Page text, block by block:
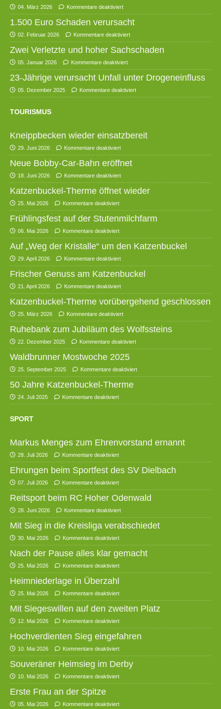
04. März 2026 Kommentare deaktiviert
1.500 Euro Schaden verursacht
02. Februar 2026 Kommentare deaktiviert
Zwei Verletzte und hoher Sachschaden
05. Januar 2026 Kommentare deaktiviert
23-Jährige verursacht Unfall unter Drogeneinfluss
05. Dezember 2025 Kommentare deaktiviert
TOURISMUS
Kneippbecken wieder einsatzbereit
29. Juni 2026 Kommentare deaktiviert
Neue Bobby-Car-Bahn eröffnet
18. Juni 2026 Kommentare deaktiviert
Katzenbuckel-Therme öffnet wieder
25. Mai 2026 Kommentare deaktiviert
Frühlingsfest auf der Stutenmilchfarm
06. Mai 2026 Kommentare deaktiviert
Auf „Weg der Kristalle“ um den Katzenbuckel
29. April 2026 Kommentare deaktiviert
Frischer Genuss am Katzenbuckel
21. April 2026 Kommentare deaktiviert
Katzenbuckel-Therme vorübergehend geschlossen
25. März 2026 Kommentare deaktiviert
Ruhebank zum Jubiläum des Wolfssteins
22. Dezember 2025 Kommentare deaktiviert
Waldbrunner Mostwoche 2025
25. September 2025 Kommentare deaktiviert
50 Jahre Katzenbuckel-Therme
24. Juli 2025 Kommentare deaktiviert
SPORT
Markus Menges zum Ehrenvorstand ernannt
28. Juli 2026 Kommentare deaktiviert
Ehrungen beim Sportfest des SV Dielbach
07. Juli 2026 Kommentare deaktiviert
Reitsport beim RC Hoher Odenwald
28. Juni 2026 Kommentare deaktiviert
Mit Sieg in die Kreisliga verabschiedet
30. Mai 2026 Kommentare deaktiviert
Nach der Pause alles klar gemacht
25. Mai 2026 Kommentare deaktiviert
Heimniederlage in Überzahl
25. Mai 2026 Kommentare deaktiviert
Mit Siegeswillen auf den zweiten Platz
12. Mai 2026 Kommentare deaktiviert
Hochverdienten Sieg eingefahren
10. Mai 2026 Kommentare deaktiviert
Souveräner Heimsieg im Derby
10. Mai 2026 Kommentare deaktiviert
Erste Frau an der Spitze
05. Mai 2026 Kommentare deaktiviert